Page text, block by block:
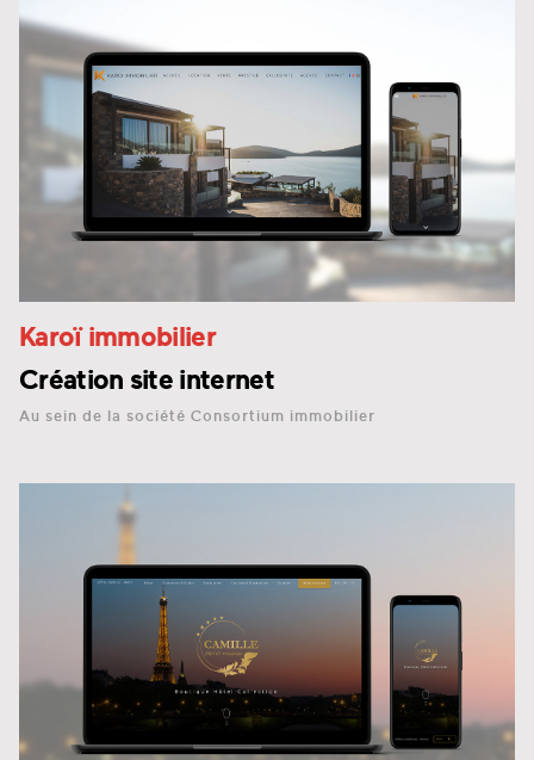
Karoï immobilier
Création site internet
Au sein de la société Consortium immobilier